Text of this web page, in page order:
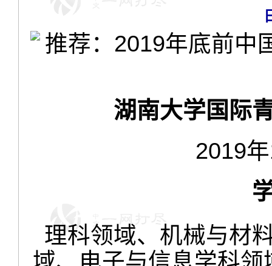
湖南大学国际
2019
理科领域、机械与材